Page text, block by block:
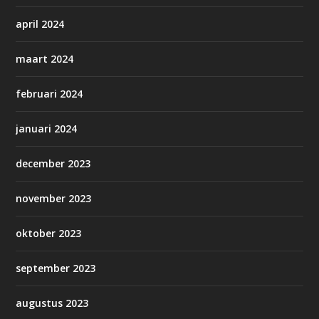
april 2024
maart 2024
februari 2024
januari 2024
december 2023
november 2023
oktober 2023
september 2023
augustus 2023